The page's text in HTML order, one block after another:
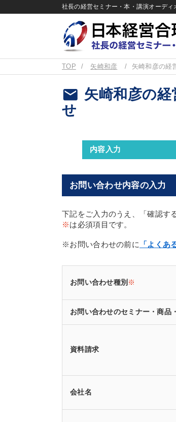
社長の経営セミナー・本・講演オーデ
TOP 矢崎和彦 矢崎和彦の経
email 矢崎和彦の
せ
内容入力
お問い合わせ内容の入力
下記をご入力のうえ、「確認す
※は必須項目です。
※お問い合わせの前に 「よくあ
お問い合わせ種別 ※
お問い合わせのセミナー・商品
資料請求
会社名